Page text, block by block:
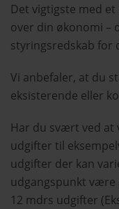
Det vigtigste med
over din økonomi –
styringsredskab for
Vi anbefaler, at du
eksisterende eller
Har du svært ved at
udgifter til
udgifter der kan
udgangspunkt være
12 mdrs udgifter